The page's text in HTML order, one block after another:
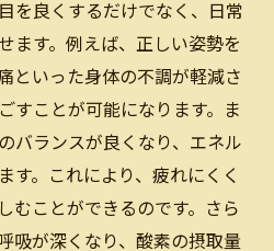
体験する変化
した新技術の利点
す姿勢への影響
を改善するメリット
す身体へのメリット
る外見上の変化
を良くするだけでなく、日常
ます。例えば、正しい姿勢を
といった身体の不調が軽減さ
すことが可能になります。ま
バランスが良くなり、エネル
す。これにより、疲れにくく
むことができるのです。さら
吸が深くなり、酸素の摂取量